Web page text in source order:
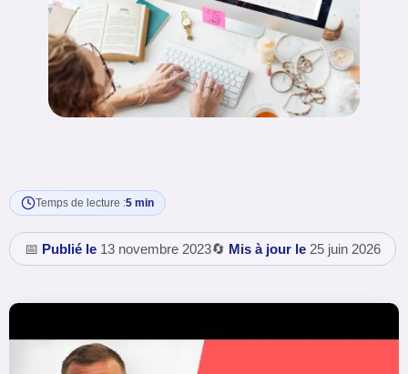
Temps de lecture :5 min
📅 Publié le 13 novembre 2023🔄 Mis à jour le 25 juin 2026